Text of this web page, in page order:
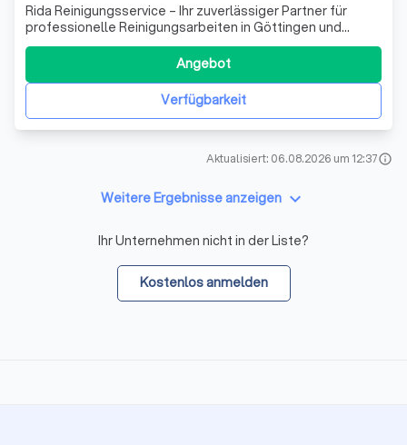
Rida Reinigungsservice – Ihr zuverlässiger Partner für
professionelle Reinigungsarbeiten in Göttingen und
Umgebung. Wir bieten Treppenhausreinigung,
Büroreinigung, Glasreinigung, Unterhaltsreinigung und
Praxisreinigung. Zuverlässig, gründlich und zu fairen
Preisen.
Verfügbarkeit
Angebot
Aktualisiert: 06.08.2026 um 12:37info
Weitere Ergebnisse anzeigen keyboard_arrow_down
Ihr Unternehmen nicht in der Liste?
Kostenlos anmelden